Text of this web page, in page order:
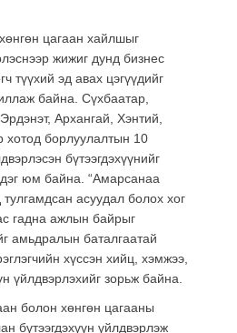
цагаан хайлшыг
жижиг дунд бизнес
түүхий эд авах цэгүүдийг
байна. Сүхбаатар,
Архангай, Хэнтий,
хотод борлуулалтын 10
бүтээгдэхүүнийг
юм байна. “Амарсанаа
асуудал болох хог
гадна ажлын байрыг
амьдралын баталгаатай
хүссэн хийц, хэмжээ,
үйлдвэрлэхийг зорьж байна.
болон хөнгөн цагааны
бүтээгдэхүүн үйлдвэрлэж